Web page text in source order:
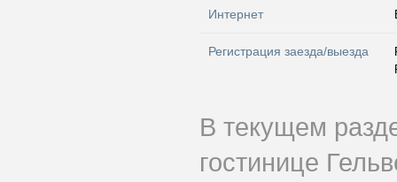
Интернет
Регистрация заезда/выезда
В текущем
гостинице